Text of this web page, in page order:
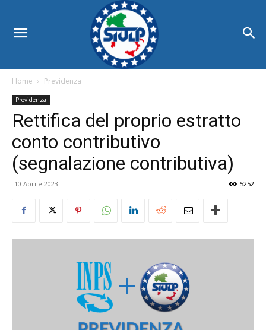
Home Previdenza
Previdenza
Rettifica del proprio estratto
conto contributivo
(segnalazione contributiva)
10 Aprile 2023 5252